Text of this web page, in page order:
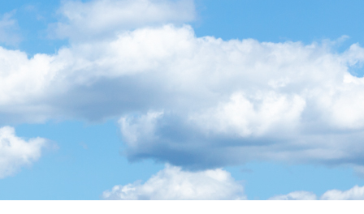
Baðherbergi
Eldhús
Lyftihægindastólar
Stólar og vinnuvernd
Athafnir daglegs lífs